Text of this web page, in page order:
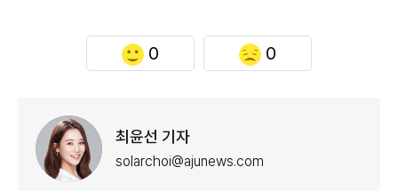
0 0
최윤선 기자
solarchoi@ajunews.com